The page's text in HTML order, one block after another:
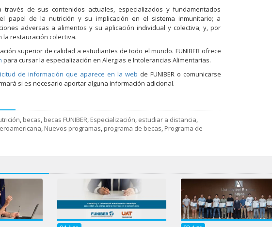
de sus contenidos actuales, especializados y fundamentados
papel de la nutrición y su implicación en el sistema inmunitario; a
adversas a alimentos y su aplicación individual y colectiva; y, por
restauración colectiva.
superior de calidad a estudiantes de todo el mundo. FUNIBER ofrece
para cursar la especialización en Alergias e Intolerancias Alimentarias.
de información que aparece en la web de FUNIBER o comunicarse
si es necesario aportar alguna información adicional.
, becas, becas FUNIBER, Especialización, estudiar a distancia,
, Nuevos programas, programa de becas, Programa de